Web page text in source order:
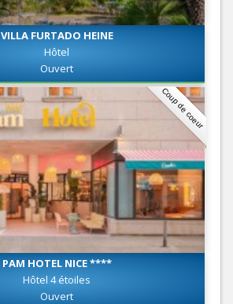
VILLA FURTADO HEINE
Hôtel
Ouvert
Coup de coeur
PAM HOTEL NICE ****
Hôtel 4 étoiles
Ouvert